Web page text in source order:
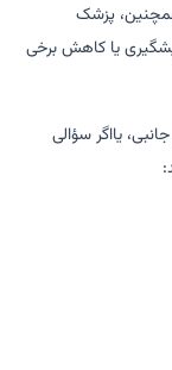
پزشک
یا کاهش برخی
یااگر سؤالی